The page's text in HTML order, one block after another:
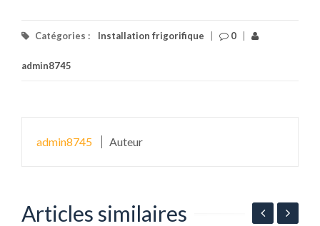
Catégories : Installation frigorifique 0
admin8745
admin8745 Auteur
Articles similaires